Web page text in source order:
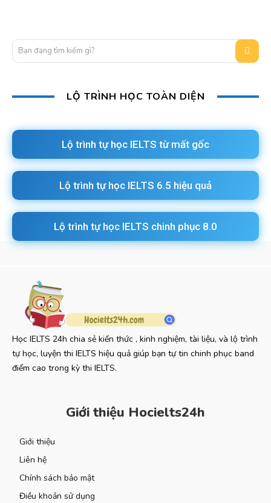
Bạn đang tìm kiếm gì?
LỘ TRÌNH HỌC TOÀN DIỆN
Lộ trình tự học IELTS từ mất gốc
Lộ trình tự học IELTS 6.5 hiệu quả
Lộ trình tự học IELTS chinh phục 8.0
Học IELTS 24h chia sẻ kiến thức , kinh nghiệm, tài liệu, và lộ trình
tự học, luyện thi IELTS hiệu quả giúp bạn tự tin chinh phục band
điểm cao trong kỳ thi IELTS.
Giới thiệu Hocielts24h
Giới thiệu
Liên hệ
Chính sách bảo mật
Điều khoản sử dụng